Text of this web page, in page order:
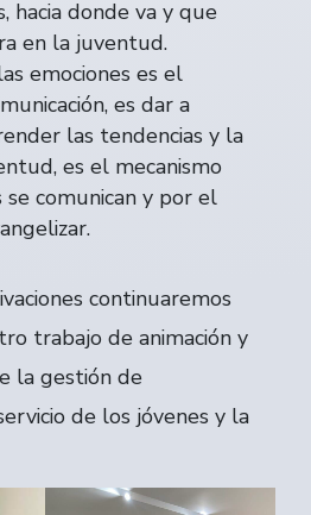
hacia donde va y que
en la juventud.
emociones es el
es dar a
las tendencias y la
es el mecanismo
comunican y por el
continuaremos
trabajo de animación y
la gestión de
de los jóvenes y la